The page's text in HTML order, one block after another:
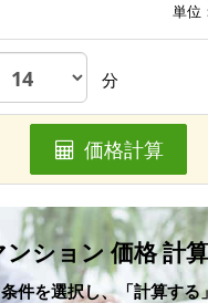
単位
分
価格計算
ンション 価格 計
条件を選択し、「計算す